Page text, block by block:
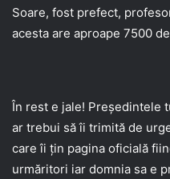
Soare, fost prefect,
acesta are aproape 7500
În rest e jale! Președintele
ar trebui să îi trimită de
care îi țin pagina oficială
urmăritori iar domnia sa e